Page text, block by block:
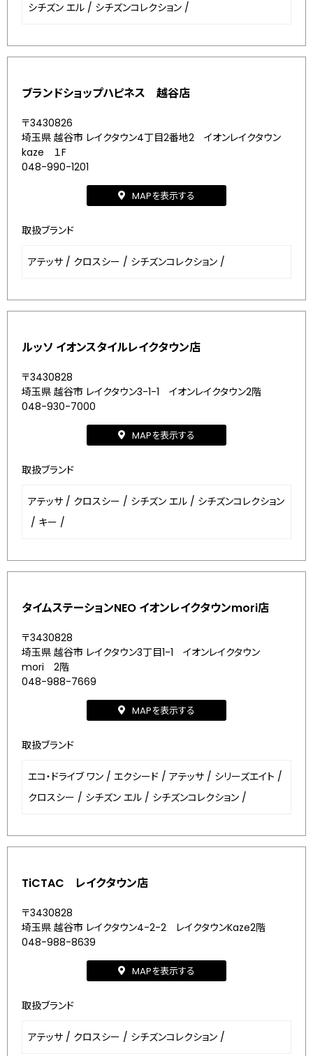
シチズン エル / シチズンコレクション /
ブランドショップハピネス 越谷店
〒3430826
埼玉県 越谷市 レイクタウン4丁目2番地2 イオンレイクタウン
kaze １F
048-990-1201
MAPを表示する
取扱ブランド
アテッサ / クロスシー / シチズンコレクション /
ルッソ イオンスタイルレイクタウン店
〒3430828
埼玉県 越谷市 レイクタウン3-1-1 イオンレイクタウン2階
048-930-7000
MAPを表示する
取扱ブランド
アテッサ / クロスシー / シチズン エル / シチズンコレクション
/ キー /
タイムステーションNEO イオンレイクタウンmori店
〒3430828
埼玉県 越谷市 レイクタウン3丁目1-1 イオンレイクタウン
mori 2階
048-988-7669
MAPを表示する
取扱ブランド
エコ・ドライブ ワン / エクシード / アテッサ / シリーズエイト /
クロスシー / シチズン エル / シチズンコレクション /
TiCTAC レイクタウン店
〒3430828
埼玉県 越谷市 レイクタウン4-2-2 レイクタウンKaze2階
048-988-8639
MAPを表示する
取扱ブランド
アテッサ / クロスシー / シチズンコレクション /